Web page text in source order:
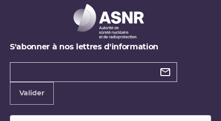
S'abonner à nos lettres d'information
Types de
Valider